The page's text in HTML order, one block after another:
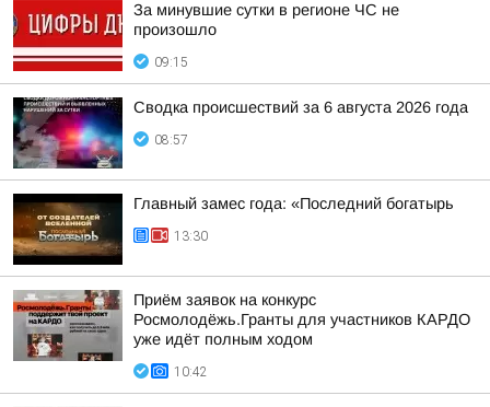
За минувшие сутки в регионе ЧС не
произошло
09:15
Сводка происшествий за 6 августа 2026 года
08:57
Главный замес года: «Последний богатырь
13:30
Приём заявок на конкурс
Росмолодёжь.Гранты для участников КАРДО
уже идёт полным ходом
10:42